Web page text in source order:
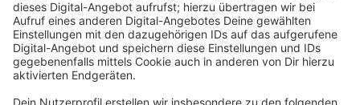
mehreren Bundesländern. Es dauerte rund eineinhalb
Jahre, bis der monströse Missbrauchsfall aufgedeckt
werden konnte. Denn die mutmaßlichen Täter hatten
mit hoch komplizierten Verschlüsselungstechniken
gearbeitet. Erstmals waren Ermittler des